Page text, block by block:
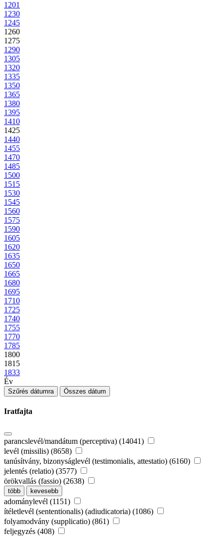
1201
1230
1245
1260
1275
1290
1305
1320
1335
1350
1365
1380
1395
1410
1425
1440
1455
1470
1485
1500
1515
1530
1545
1560
1575
1590
1605
1620
1635
1650
1665
1680
1695
1710
1725
1740
1755
1770
1785
1800
1815
1833
Év
Szűrés dátumra Összes dátum
Iratfajta
parancslevél/mandátum (perceptiva) (14041)
levél (missilis) (8658)
tanúsítvány, bizonyságlevél (testimonialis, attestatio) (6160)
jelentés (relatio) (3577)
örökvallás (fassio) (2638)
több kevesebb
adománylevél (1151)
ítéletlevél (sententionalis) (adiudicatoria) (1086)
folyamodvány (supplicatio) (861)
feljegyzés (408)